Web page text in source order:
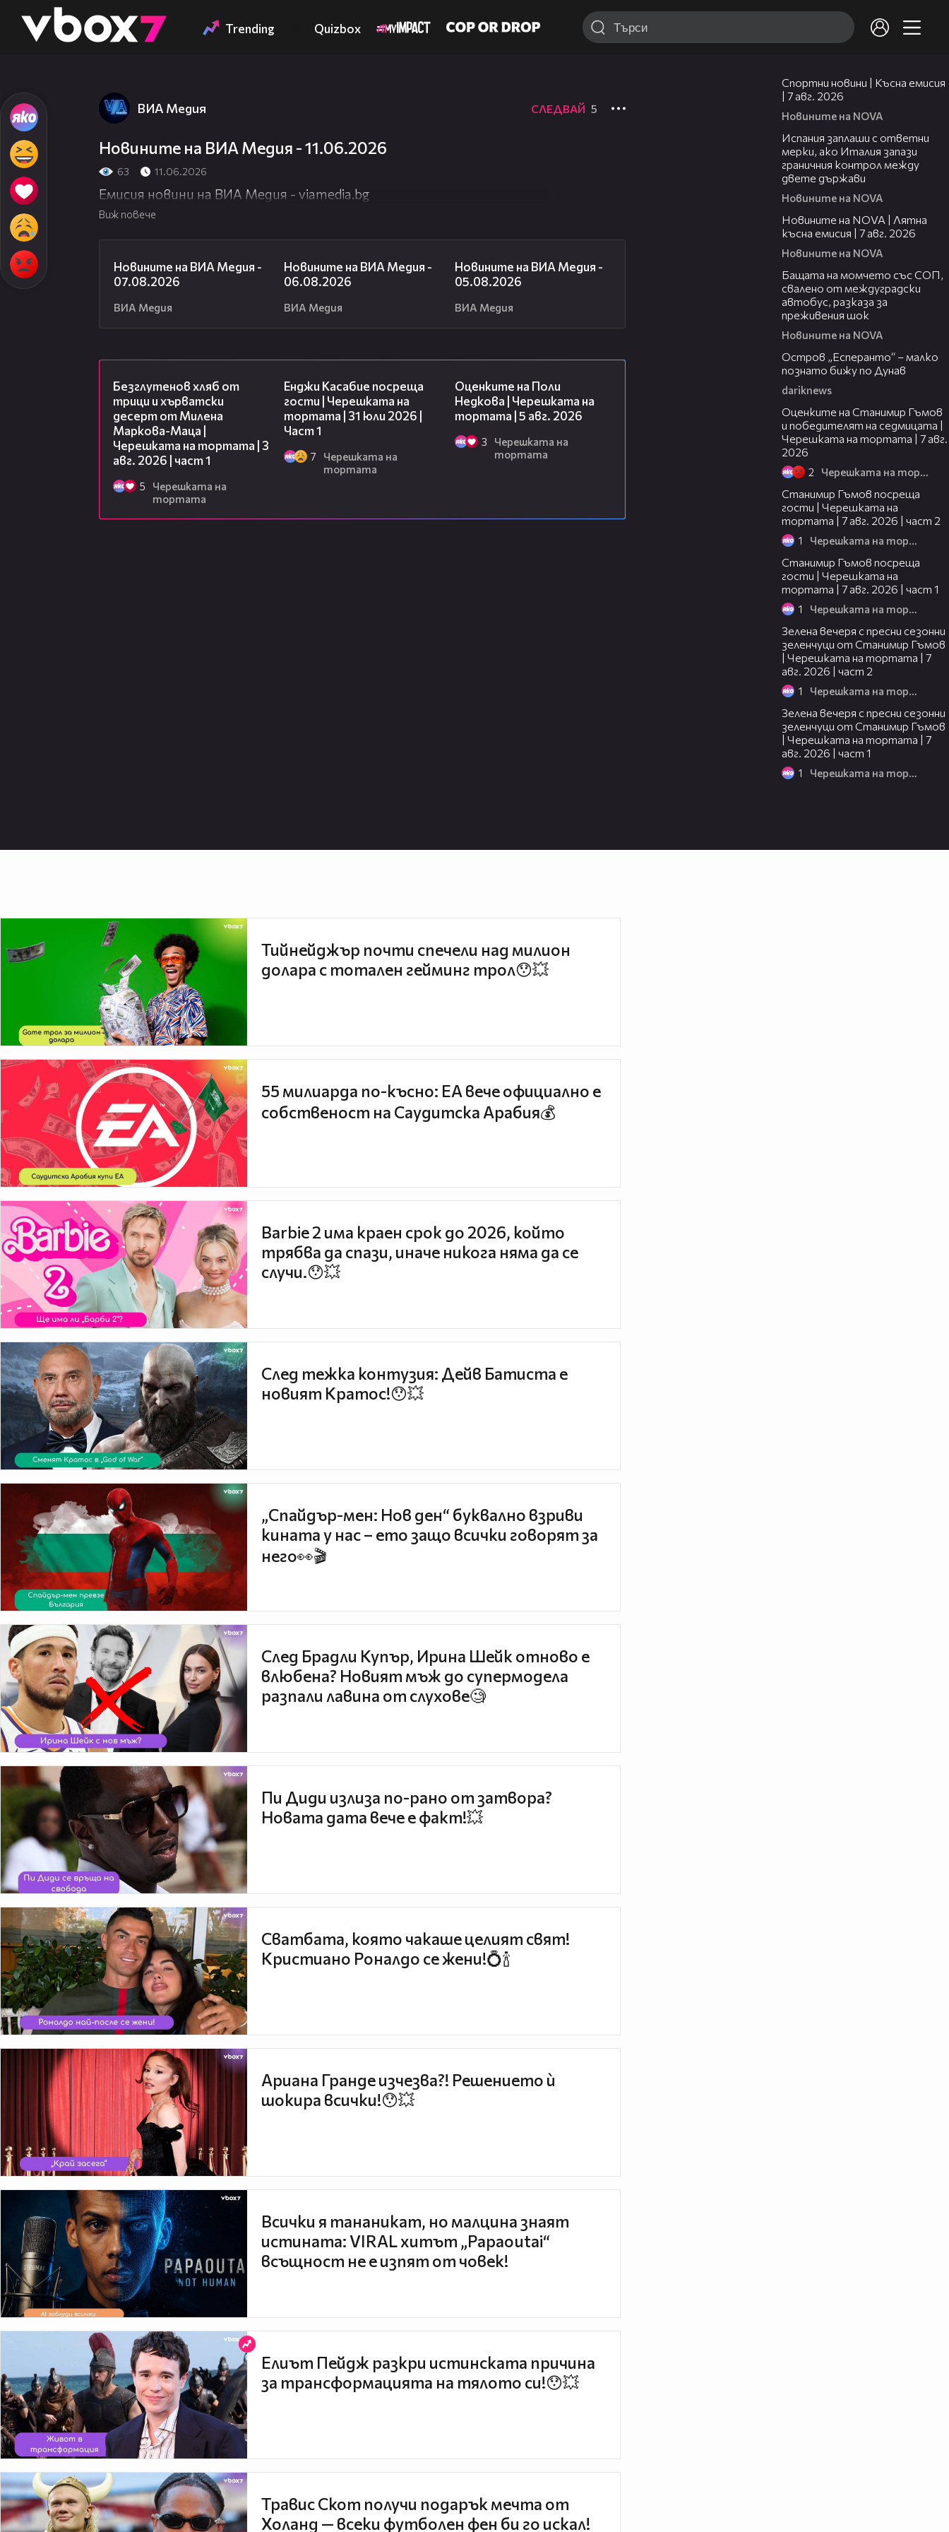
👾 Trending Quizbox
ВИА Медия СЛЕДВАЙ 5
Новините на ВИА Медия - 11.06.2026
63 11.06.2026
Емисия новини на ВИА Медия - viamedia.bg
Виж повече
Новините на ВИА Медия -
07.08.2026
ВИА Медия
Новините на ВИА Медия -
06.08.2026
ВИА Медия
Новините на ВИА Медия -
05.08.2026
ВИА Медия
Безглутенов хляб от
трици и хърватски
десерт от Милена
Маркова-Маца |
Черешката на тортата | 3
авг. 2026 | част 1
5
Черешката на
тортата
Енджи Касабие посреща
гости | Черешката на
тортата | 31 юли 2026 |
Част 1
7
Черешката на
тортата
Оценките на Поли
Недкова | Черешката на
тортата | 5 авг. 2026
3
Черешката на
тортата
Спортни новини | Късна емисия
| 7 авг. 2026
Новините на NOVA
Испания заплаши с ответни
мерки, ако Италия запази
граничния контрол между
двете държави
Новините на NOVA
Новините на NOVA | Лятна
късна емисия | 7 авг. 2026
Новините на NOVA
Бащата на момчето със СОП,
свалено от междуградски
автобус, разказа за
преживения шок
Новините на NOVA
Остров „Есперанто“ – малко
познато бижу по Дунав
dariknews
Оценките на Станимир Гъмов
и победителят на седмицата |
Черешката на тортата | 7 авг.
2026
2 Черешката на тортата
Станимир Гъмов посреща
гости | Черешката на
тортата | 7 авг. 2026 | част 2
1 Черешката на тортата
Станимир Гъмов посреща
гости | Черешката на
тортата | 7 авг. 2026 | част 1
1 Черешката на тортата
Зелена вечеря с пресни сезонни
зеленчуци от Станимир Гъмов
| Черешката на тортата | 7
авг. 2026 | част 2
1 Черешката на тортата
Зелена вечеря с пресни сезонни
зеленчуци от Станимир Гъмов
| Черешката на тортата | 7
авг. 2026 | част 1
1 Черешката на тортата
Тийнейджър почти спечели над милион
долара с тотален гейминг трол😯💥
55 милиарда по-късно: EA вече официално е
собственост на Саудитска Арабия💰
Barbie 2 има краен срок до 2026, който
трябва да спази, иначе никога няма да се
случи.😯💥
След тежка контузия: Дейв Батиста е
новият Кратос!😯💥
„Спайдър-мен: Нов ден“ буквално взриви
кината у нас – ето защо всички говорят за
него👀🎬
След Брадли Купър, Ирина Шейк отново е
влюбена? Новият мъж до супермодела
разпали лавина от слухове🧐
Пи Диди излиза по-рано от затвора?
Новата дата вече е факт!💥
Сватбата, която чакаше целият свят!
Кристиано Роналдо се жени!💍🍾
Ариана Гранде изчезва?! Решението ѝ
шокира всички!😯💥
Всички я тананикат, но малцина знаят
истината: VIRAL хитът „Papaoutai“
всъщност не е изпят от човек!
Елиът Пейдж разкри истинската причина
за трансформацията на тялото си!😯💥
Травис Скот получи подарък мечта от
Холанд — всеки футболен фен би го искал!